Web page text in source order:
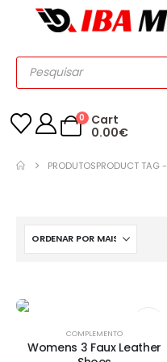
0
Cart
0.00€
PRODUTOSPRODUCT TAG -
COMPLEMENTO
Womens 3 Faux Leather